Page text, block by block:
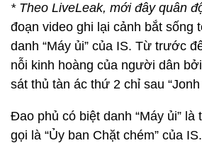
* Theo LiveLeak, mới đây quân
đoạn video ghi lại cảnh bắt sống
danh “Máy ủi” của IS. Từ trước
nỗi kinh hoàng của người dân
sát thủ tàn ác thứ 2 chỉ sau “Jonh
Đao phủ có biệt danh “Máy ủi” là
gọi là “Ủy ban Chặt chém” của